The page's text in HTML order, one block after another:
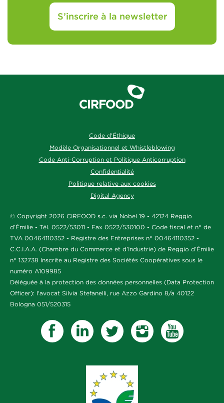
S’inscrire à la newsletter
Code d'Éthique
Modèle Organisationnel et Whistleblowing
Code Anti-Corruption et Politique Anticorruption
Confidentialité
Politique relative aux cookies
Digital Agency
© Copyright 2026 CIRFOOD s.c. via Nobel 19 - 42124 Reggio
d’Émilie - Tél. 0522/53011 - Fax 0522/530100 - Code fiscal et n° de
TVA 00464110352 - Registre des Entreprises n° 00464110352 -
C.C.I.A.A. (Chambre du Commerce et d’Industrie) de Reggio d’Émilie
n° 132738 Inscrite au Registre des Sociétés Coopératives sous le
numéro A109985
Déléguée à la protection des données personnelles (Data Protection
Officer): l'avocat Silvia Stefanelli, rue Azzo Gardino 8/a 40122
Bologna 051/520315